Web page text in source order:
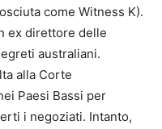
come Witness K).
ex direttore delle
australiani.
alla Corte
Paesi Bassi per
i negoziati. Intanto,